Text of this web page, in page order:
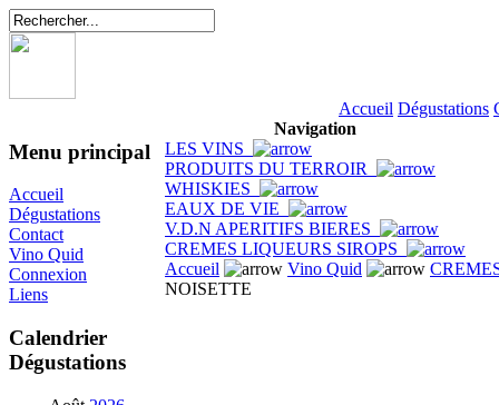
Accueil Dégustations
Menu principal
Accueil
Dégustations
Contact
Vino Quid
Connexion
Liens
Calendrier
Dégustations
Navigation
LES VINS
PRODUITS DU TERROIR
WHISKIES
EAUX DE VIE
V.D.N APERITIFS BIERES
CREMES LIQUEURS SIROPS
Accueil
Vino Quid
NOISETTE